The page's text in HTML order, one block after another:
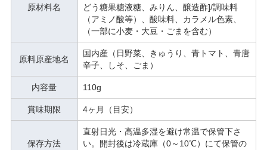
原材料名
どう糖果糖液糖、みりん、醸造酢]/調味料
（アミノ酸等）、酸味料、カラメル色素、
（一部に小麦・大豆・ごまを含む）
原料原産地名
国内産（日野菜、きゅうり、青トマト、青唐
辛子、しそ、ごま）
内容量 110g
賞味期限 4ヶ月（目安）
保存方法
直射日光・高温多湿を避け常温で保管下さ
い。開封後は冷蔵庫（0～10℃）にて保管の